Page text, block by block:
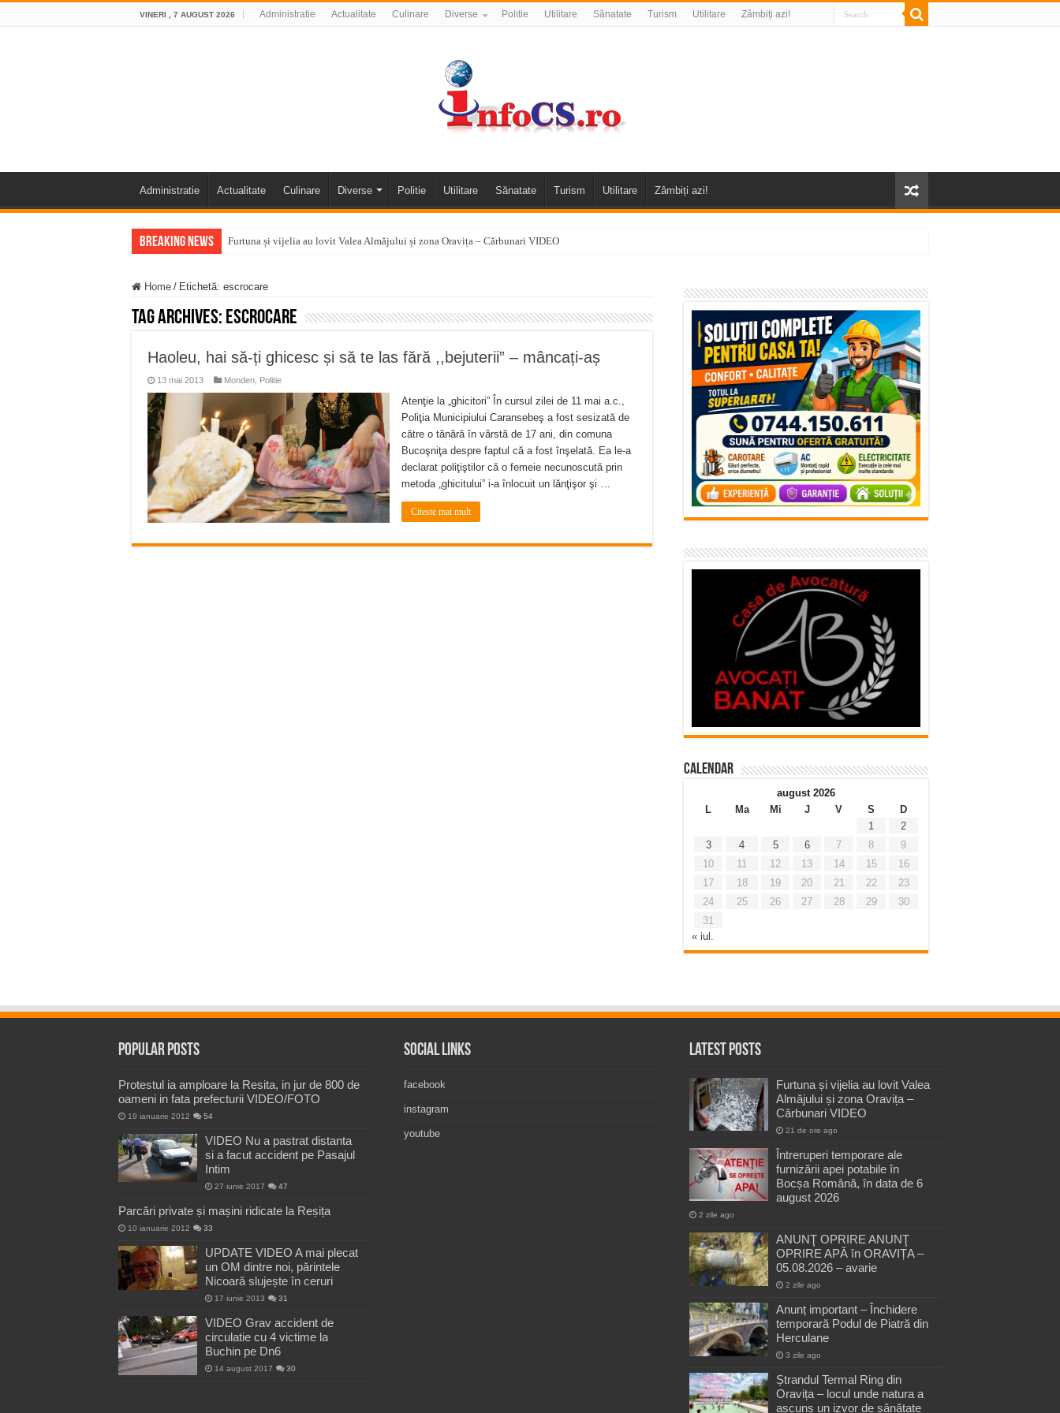
VINERI , 7 AUGUST 2026 Administratie Actualitate Culinare Diverse Politie Utilitare Sănatate Turism Utilitare Zâmbiți azi!
Administratie Actualitate Culinare Diverse Politie Utilitare Sănatate Turism Utilitare Zâmbiți azi!
Breaking News Furtuna și vijelia au lovit Valea Almăjului și zona Oravița – Cărbunari VIDEO
ANUNŢ OPRIRE ANUNŢ OPRIRE APĂ în ORAVIȚA – 05.08.2026 – avarie
Anunț important – Închidere temporară Podul de Piatră din Herculane
Miresme de lavandă, mentă și flori de vară și râsete de copii la Carașova VIDEO
ANUNȚ OPRIRE APĂ în Reșița – avarie – 04.08.2026 – str. Văliugului și Plastomet
ANUNŢ OPRIRE APĂ în CARANSEBEȘ – 04.08.2026 – avarie – Calea Severinului
ANUNŢ OPRIRE APĂ în CARANSEBEȘ avarie
ANUNȚ OPRIRE APĂ în Reșița, cartier Țerova – avarie – 04.08.2026
Home / Etichetă: escrocare
Tag Archives: escrocare
Haoleu, hai să-ți ghicesc și să te las fără ,,bejuterii” – mâncați-aș
13 mai 2013 Monden Politie
Atenţie la „ghicitori” În cursul zilei de 11 mai a.c.,
Poliţia Municipiului Caransebeş a fost sesizată de
către o tânără în vârstă de 17 ani, din comuna
Bucoşniţa despre faptul că a fost înşelată. Ea le-a
declarat poliţiştilor că o femeie necunoscută prin
metoda „ghicitului” i-a înlocuit un lănţişor şi …
Citeste mai mult
Calendar
august 2026
L
Ma Mi J V S
D
1
2
3
4 5 6 7 8
9
10
11 12 13 14 15
16
17
18 19 20 21 22
23
24
25 26 27 28 29
30
31
« iul.
Popular Posts
Protestul ia amploare la Resita, in jur de 800 de
oameni in fata prefecturii VIDEO/FOTO
19 ianuarie 2012 54
VIDEO Nu a pastrat distanta
si a facut accident pe Pasajul
Intim
27 iunie 2017 47
Parcări private și mașini ridicate la Reșița
10 ianuarie 2012 33
UPDATE VIDEO A mai plecat
un OM dintre noi, părintele
Nicoară slujește în ceruri
17 iunie 2013 31
VIDEO Grav accident de
circulatie cu 4 victime la
Buchin pe Dn6
14 august 2017 30
Social Links
facebook
instagram
youtube
Latest Posts
Furtuna și vijelia au lovit Valea
Almăjului și zona Oravița –
Cărbunari VIDEO
21 de ore ago
Întreruperi temporare ale
furnizării apei potabile în
Bocșa Română, în data de 6
august 2026
2 zile ago
ANUNŢ OPRIRE ANUNŢ
OPRIRE APĂ în ORAVIȚA –
05.08.2026 – avarie
2 zile ago
Anunț important – Închidere
temporară Podul de Piatră din
Herculane
3 zile ago
Ștrandul Termal Ring din
Oravița – locul unde natura a
ascuns un izvor de sănătate